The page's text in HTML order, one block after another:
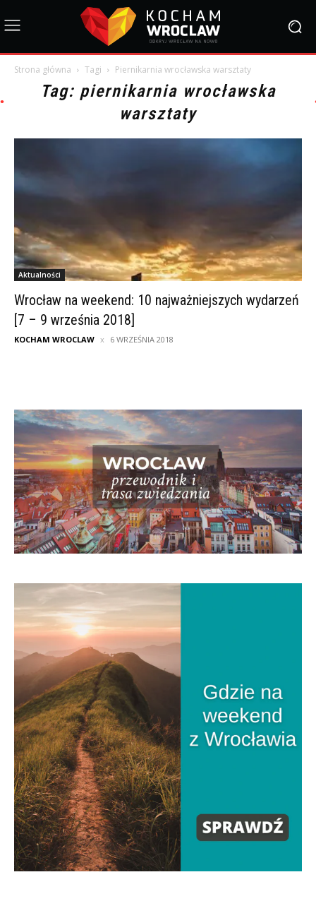
Strona główna Tagi Piernikarnia wrocławska warsztaty
Tag: piernikarnia wrocławska
warsztaty
Aktualności
Wrocław na weekend: 10 najważniejszych wydarzeń
[7 – 9 września 2018]
KOCHAM WROCLAW 6 WRZEŚNIA 2018